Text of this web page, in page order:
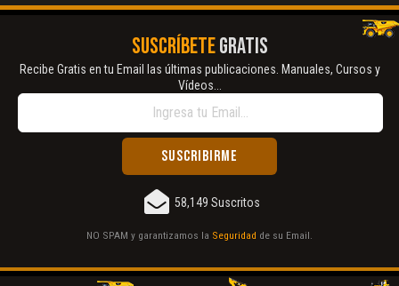
SUSCRÍBETEGRATIS
Recibe Gratis en tu Email las últimas publicaciones. Manuales, Cursos y
Vídeos...
58,149 Suscritos
NO SPAM y garantizamos la Seguridad de su Email.